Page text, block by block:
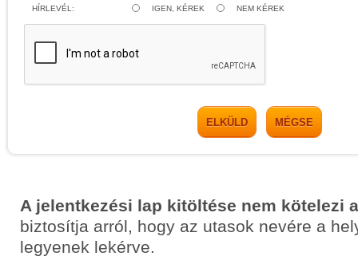
HÍRLEVÉL: IGEN, KÉREK NEM KÉREK
ELKÜLD MÉGSE
A jelentkezési lap kitöltése nem kötelezi
biztosítja arról, hogy az utasok nevére a
legyenek lekérve.